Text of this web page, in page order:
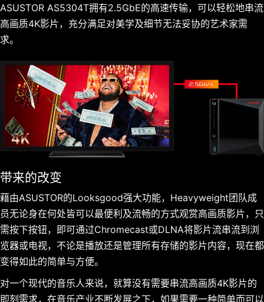
ASUSTOR AS5304T拥有2.5GbE的高速传输，可以轻松地串流
高画质4K影片，充分满足对美学及细节无法妥协的艺术家需
求。
带来的改变
藉由ASUSTOR的Looksgood强大功能，Heavyweight团队成
员无论身在何处皆可以最便利及流畅的方式观赏高画质影片，只
需按下按钮，即可通过Chromecast或DLNA将影片流串流到浏
览器或电视，不论是播放还是管理所有存储的影片内容，现在都
变得如此的简单与方便。
对一个现代的音乐人来说，就算没有需要串流高画质4K影片的
即刻需求，在音乐产业不断发展之下，如果需要一种简单而可以